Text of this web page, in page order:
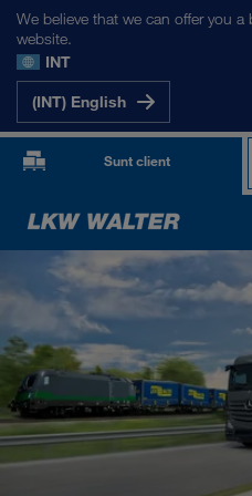
We believe that we can offer you a
website.
INT
(INT) English
Sunt client
PRODUSE ȘI SERVICII
Transport rutier
Soluții digitale
Transport intermodal